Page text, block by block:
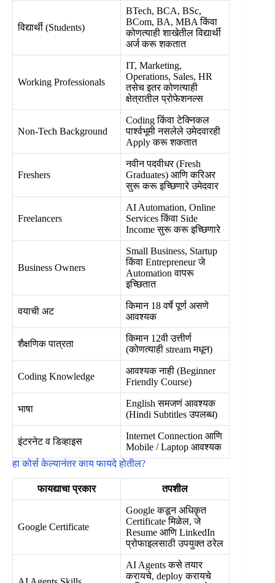
विद्यार्थी (Students)
BTech, BCA, BSc,
BCom, BA, MBA किंवा
कोणत्याही शाखेतील विद्यार्थी
अर्ज करू शकतात
Working Professionals
IT, Marketing,
Operations, Sales, HR
तसेच इतर कोणत्याही
क्षेत्रातील प्रोफेशनल्स
Non-Tech Background
Coding किंवा टेक्निकल
पार्श्वभूमी नसलेले उमेदवारही
Apply करू शकतात
Freshers
नवीन पदवीधर (Fresh
Graduates) आणि करिअर
सुरू करू इच्छिणारे उमेदवार
Freelancers
AI Automation, Online
Services किंवा Side
Income सुरू करू इच्छिणारे
Business Owners
Small Business, Startup
किंवा Entrepreneur जे
Automation वापरू
इच्छितात
वयाची अट
किमान 18 वर्षे पूर्ण असणे
आवश्यक
शैक्षणिक पात्रता
किमान 12वी उत्तीर्ण
(कोणत्याही stream मधून)
Coding Knowledge
आवश्यक नाही (Beginner
Friendly Course)
भाषा
English समजणं आवश्यक
(Hindi Subtitles उपलब्ध)
इंटरनेट व डिव्हाइस
Internet Connection आणि
Mobile / Laptop आवश्यक
हा कोर्स केल्यानंतर काय फायदे होतील?
फायद्याचा प्रकार तपशील
Google Certificate
Google कडून अधिकृत
Certificate मिळेल, जे
Resume आणि LinkedIn
प्रोफाइलसाठी उपयुक्त ठरेल
AI Agents कसे तयार
करायचे, deploy करायचे